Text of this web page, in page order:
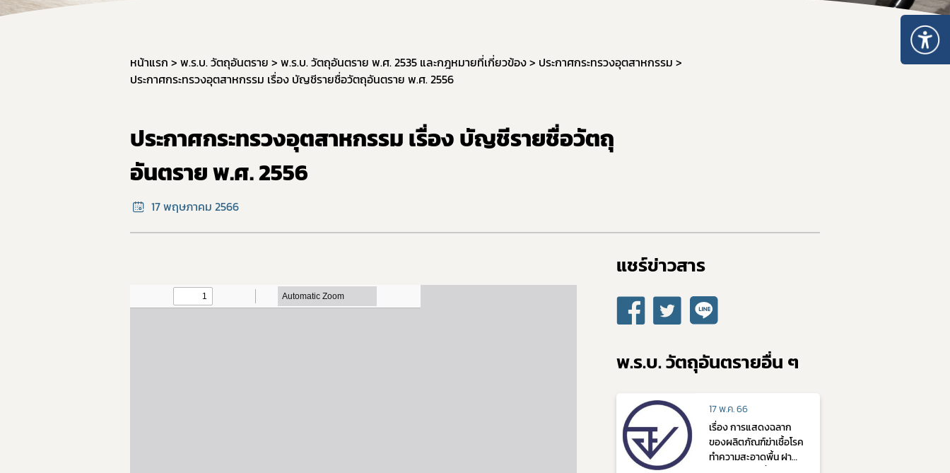
หน้าแรก พ.ร.บ. วัตถุอันตราย พ.ร.บ. วัตถุอันตราย พ.ศ. 2535 และกฎหมายที่เกี่ยวข้อง
ประกาศกระทรวงอุตสาหกรรม
ประกาศกระทรวงอุตสาหกรรม เรื่อง บัญชีรายชื่อวัตถุอันตราย พ.ศ. 2556
ประกาศกระทรวงอุตสาหกรรม เรื่อง บัญชีรายชื่อวัตถุ
อันตราย พ.ศ. 2556
17 พฤษภาคม 2566
แชร์ข่าวสาร​
พ.ร.บ. วัตถุอันตรายอื่น ๆ
17 พ.ค. 66
เรื่อง การแสดงฉลาก
ของผลิตภัณฑ์ฆ่าเชื้อโรค
ทำความสะอาดพื้น ฝา